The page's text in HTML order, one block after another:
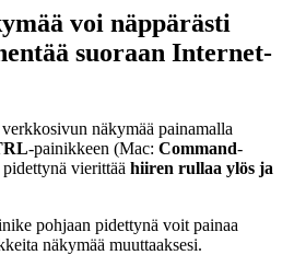
voi näppärästi
suoraan Internet-
näkymää painamalla
-painikkeen (Mac: Command-
vierittää hiiren rullaa ylös ja
pohjaan pidettynä voit painaa
näkymää muuttaaksesi.